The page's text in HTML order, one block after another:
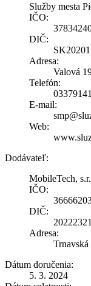
Služby mesta
IČO:
DIČ:
Adresa:
Valová
Telefón:
E-mail:
Web:
Dodávateľ:
MobileTech,
IČO:
DIČ:
Adresa:
Trnavská
Dátum doručenia:
5. 3. 2024